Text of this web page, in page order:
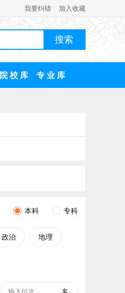
我要纠错 加入收藏
院 校 库 专 业 库
本科 专科
政治 地理
名